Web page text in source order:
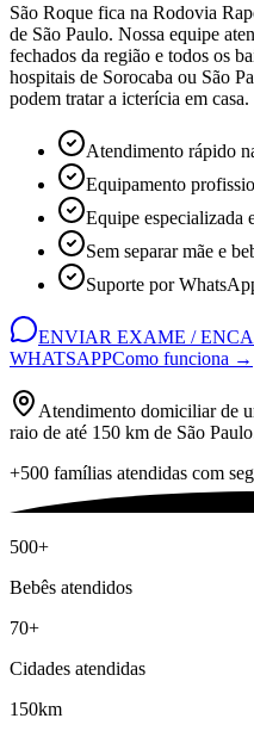
São Roque fica na Rodovia
de São Paulo. Nossa equipe
fechados da região e todos os
hospitais de Sorocaba ou São
podem tratar a icterícia em casa.
Atendimento rápido
Equipamento
Equipe especializada
Sem separar mãe e
Suporte por
ENVIAR EXAME /
WHATSAPPComo funciona →
Atendimento domiciliar de
raio de até 150 km de São
+500 famílias atendidas com
500+
Bebês atendidos
70+
Cidades atendidas
150km